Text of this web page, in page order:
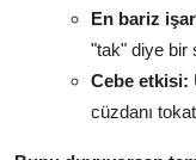
En bariz
"tak" diye bir
Cebe etkisi:
cüzdanı